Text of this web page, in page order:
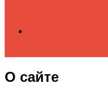
for
О сайте